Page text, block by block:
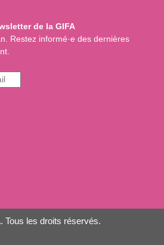
de la GIFA
Restez informé·e des dernières
Tous les droits réservés.